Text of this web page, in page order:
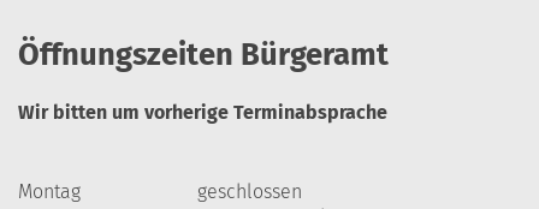
Öffnungszeiten Bürgeramt
Wir bitten um vorherige Terminabsprache
Montag
geschlossen